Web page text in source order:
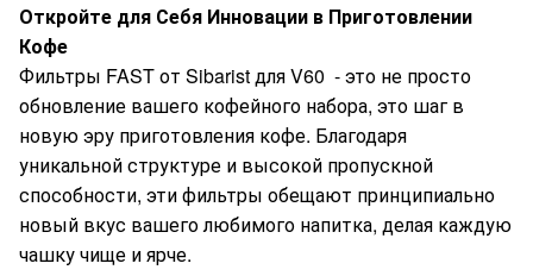
Откройте для Себя Инновации в Приготовлении
Кофе
Фильтры FAST от Sibarist для V60 - это не просто
обновление вашего кофейного набора, это шаг в
новую эру приготовления кофе. Благодаря
уникальной структуре и высокой пропускной
способности, эти фильтры обещают принципиально
новый вкус вашего любимого напитка, делая каждую
чашку чище и ярче.